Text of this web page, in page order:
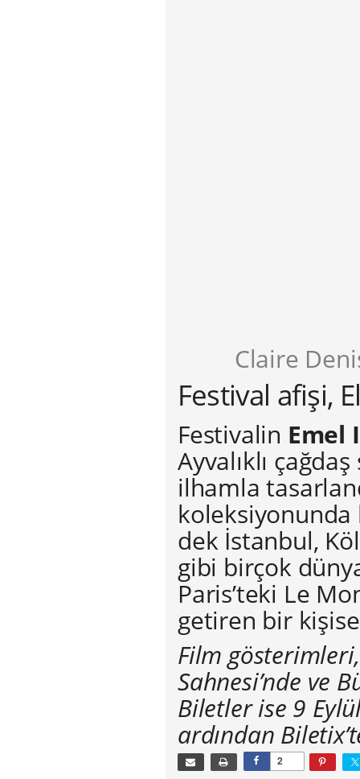
Claire
Festival afişi,
Festivalin Emel
Ayvalıklı
ilhamla
koleksiyonunda
dek İstanbul,
gibi birçok
Paris’teki Le
getiren bir
Film
Sahnesi’nde ve
Biletler ise 9
ardından
2